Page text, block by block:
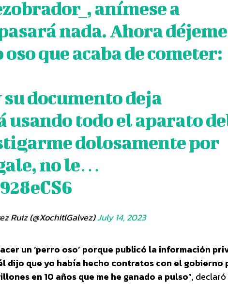
, anímese a
nada. Ahora déjeme
que acaba de cometer:
su documento deja
usando todo el aparato
dolosamente por
no le…
Ruiz (@XochitlGalvez)July 14, 2023
un ‘perro oso’ porque publicó la información
dijo que yo había hecho contratos con el gobierno
en 10 años que me he ganado a pulso”,